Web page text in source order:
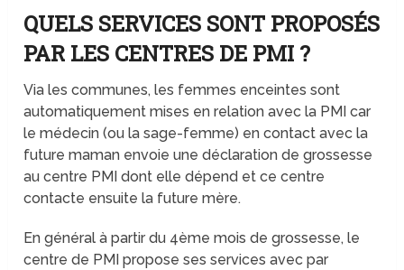
QUELS SERVICES SONT PROPOSÉS
PAR LES CENTRES DE PMI ?
Via les communes, les femmes enceintes sont
automatiquement mises en relation avec la PMI car
le médecin (ou la sage-femme) en contact avec la
future maman envoie une déclaration de grossesse
au centre PMI dont elle dépend et ce centre
contacte ensuite la future mère.
En général à partir du 4ème mois de grossesse, le
centre de PMI propose ses services avec par